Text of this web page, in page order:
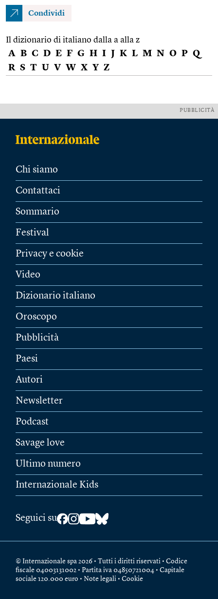
Condividi
Il dizionario di italiano dalla a alla z
A B C D E F G H I J K L M N O P Q
R S T U V W X Y Z
PUBBLICITÀ
Chi siamo
Contattaci
Sommario
Festival
Privacy e cookie
Video
Dizionario italiano
Oroscopo
Pubblicità
Paesi
Autori
Newsletter
Podcast
Savage love
Ultimo numero
Internazionale Kids
Seguici su
© Internazionale spa 2026 • Tutti i diritti riservati • Codice
fiscale 04003131002 • Partita iva 04850721004 • Capitale
sociale 120.000 euro • Note legali • Cookie